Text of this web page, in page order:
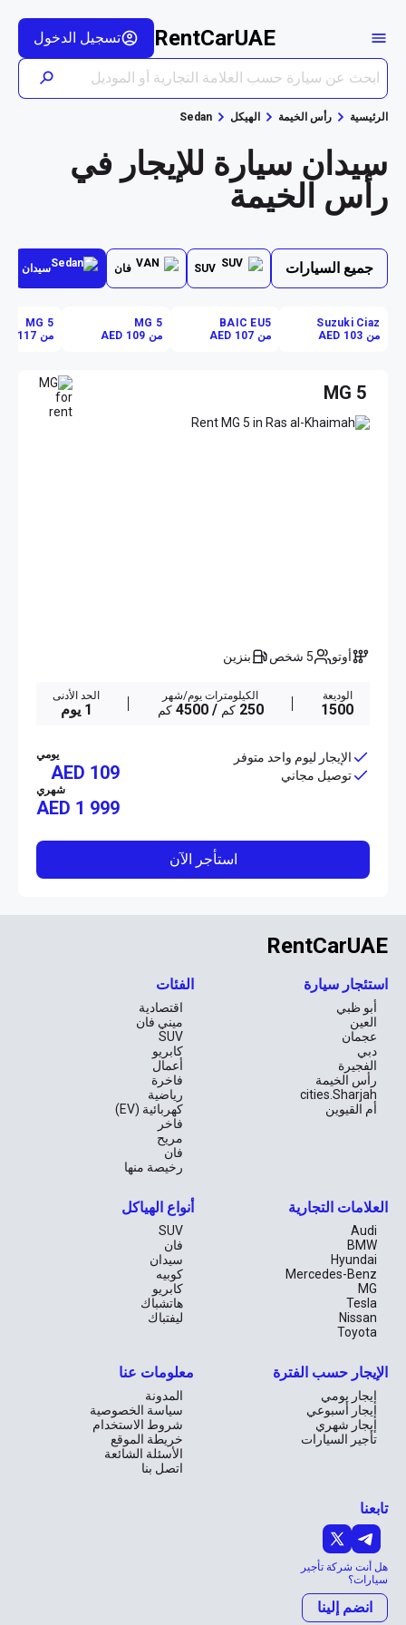
RentCarUAE تسجيل الدخول
الرئيسية رأس الخيمة الهيكل Sedan
سيدان سيارة للإيجار في
رأس الخيمة
جميع السيارات SUV فان سيدان
Suzuki Ciaz
من AED 103
BAIC EU5
من AED 107
MG 5
من AED 109
MG 5
من AED 117
MG 5
أوتو 5 شخص بنزين
الوديعة
1500
الكيلومترات يوم/شهر
250 كم / 4500 كم
الحد الأدنى
1 يوم
الإيجار ليوم واحد متوفر
توصيل مجاني
يومي
AED 109
شهري
AED 1 999
استأجر الآن
RentCarUAE
استئجار سيارة
أبو ظبي
العين
عجمان
دبي
الفجيرة
رأس الخيمة
cities.Sharjah
أم القيوين
الفئات
اقتصادية
ميني فان
SUV
كابريو
أعمال
فاخرة
رياضية
كهربائية (EV)
فاخر
مريح
فان
رخيصة منها
العلامات التجارية
Audi
BMW
Hyundai
Mercedes-Benz
MG
Tesla
Nissan
Toyota
أنواع الهياكل
SUV
فان
سيدان
كوبيه
كابريو
هاتشباك
ليفتباك
الإيجار حسب الفترة
إيجار يومي
إيجار أسبوعي
إيجار شهري
تأجير السيارات
معلومات عنا
المدونة
سياسة الخصوصية
شروط الاستخدام
خريطة الموقع
الأسئلة الشائعة
اتصل بنا
تابعنا
هل أنت شركة تأجير
سيارات؟
انضم إلينا